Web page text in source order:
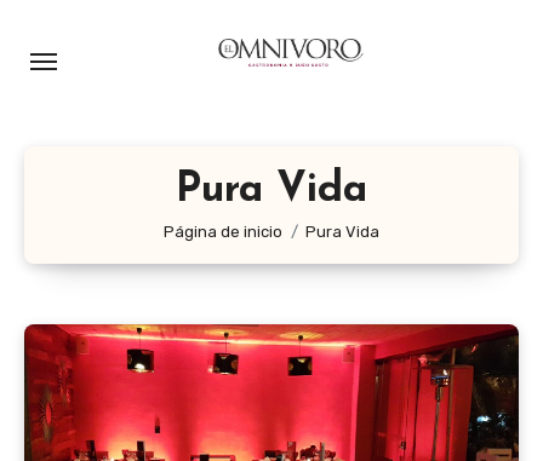
Pura Vida
Página de inicio Pura Vida